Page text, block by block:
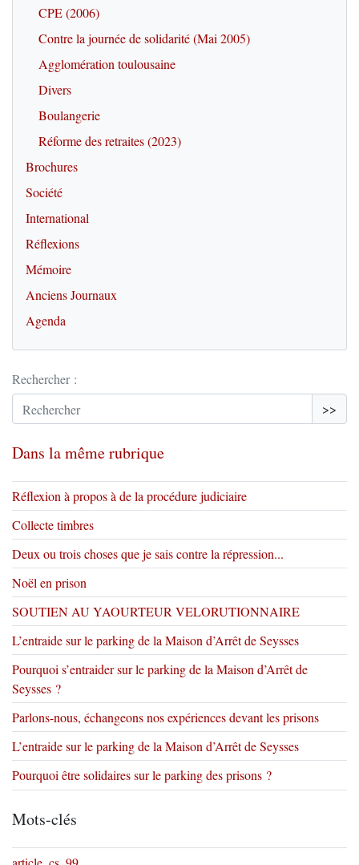
CPE (2006)
Contre la journée de solidarité (Mai 2005)
Agglomération toulousaine
Divers
Boulangerie
Réforme des retraites (2023)
Brochures
Société
International
Réflexions
Mémoire
Anciens Journaux
Agenda
Rechercher :
>>
Dans la même rubrique
Réflexion à propos à de la procédure judiciaire
Collecte timbres
Deux ou trois choses que je sais contre la répression...
Noël en prison
SOUTIEN AU YAOURTEUR VELORUTIONNAIRE
L’entraide sur le parking de la Maison d’Arrêt de Seysses
Pourquoi s’entraider sur le parking de la Maison d’Arrêt de
Seysses ?
Parlons-nous, échangeons nos expériences devant les prisons
L’entraide sur le parking de la Maison d’Arrêt de Seysses
Pourquoi être solidaires sur le parking des prisons ?
Mots-clés